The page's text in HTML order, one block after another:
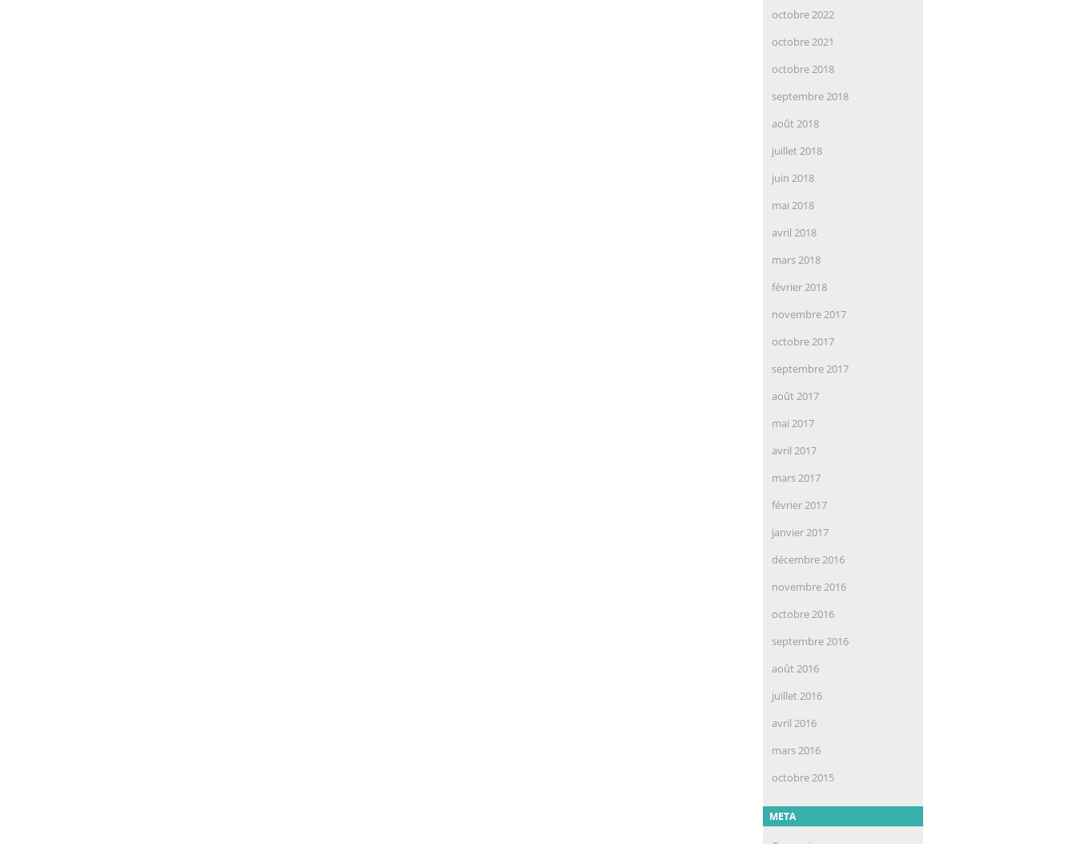
octobre 2022
octobre 2021
octobre 2018
septembre 2018
août 2018
juillet 2018
juin 2018
mai 2018
avril 2018
mars 2018
février 2018
novembre 2017
octobre 2017
septembre 2017
août 2017
mai 2017
avril 2017
mars 2017
février 2017
janvier 2017
décembre 2016
novembre 2016
octobre 2016
septembre 2016
août 2016
juillet 2016
avril 2016
mars 2016
octobre 2015
META